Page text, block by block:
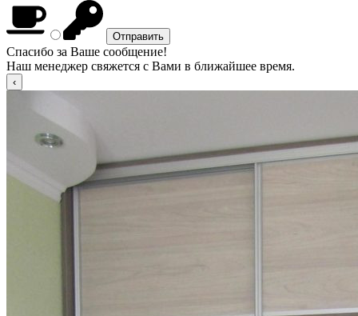
Спасибо за Ваше сообщение!
Наш менеджер свяжется с Вами в ближайшее время.